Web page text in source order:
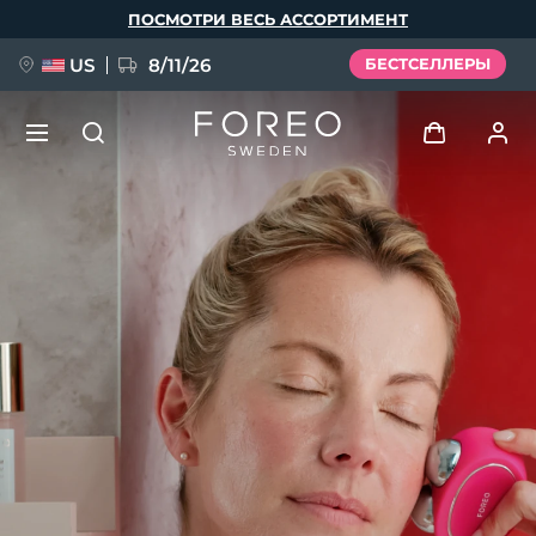
ПОСМОТРИ ВЕСЬ АССОРТИМЕНТ
US 8/11/26 БЕСТСЕЛЛЕРЫ
Профиль пользователя
Мои приборы
Мои заказы
Мои адреса
Мои подписки
FAQ™ Pure Beauty-Tech Elixir
BREAKING NEWS
issa™ Teeth Whitening Set
Deutsch
Español
Italiano
Português
Svenska
Русский
简体中文 繁體中文